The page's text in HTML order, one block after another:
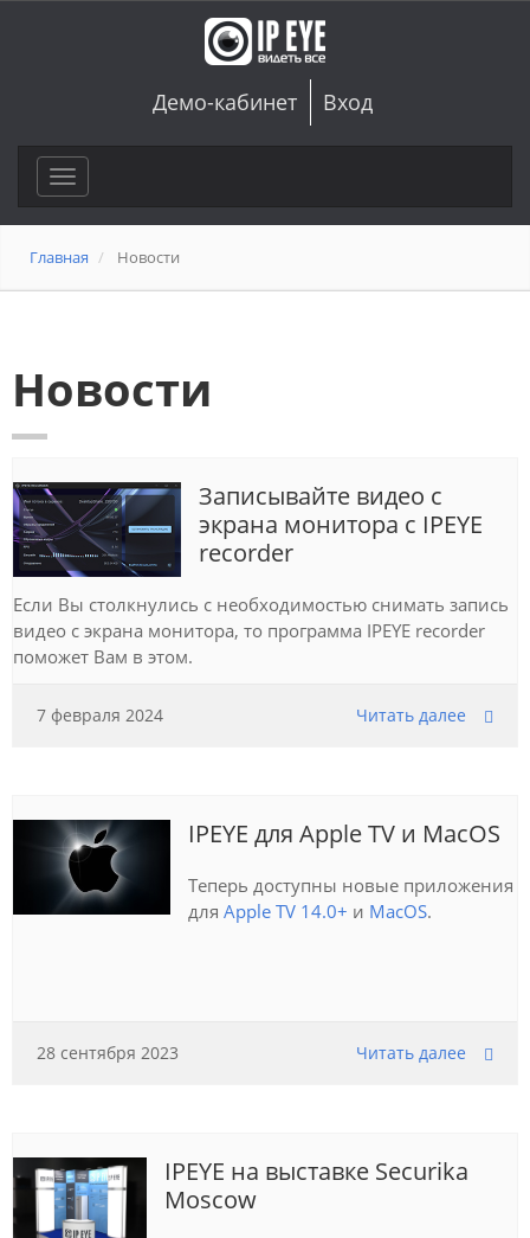
Демо-кабинет Вход
Toggle
navigation
Главная Новости
Новости
Записывайте видео с
экрана монитора с IPEYE
recorder
Если Вы столкнулись с необходимостью снимать запись
видео с экрана монитора, то программа IPEYE recorder
поможет Вам в этом.
7 февраля 2024 Читать далее
IPEYE для Apple TV и МacOS
Теперь доступны новые приложения
дляApple TV 14.0+ и MacOS.
28 сентября 2023 Читать далее
IPEYE на выставке Securika
Moscow